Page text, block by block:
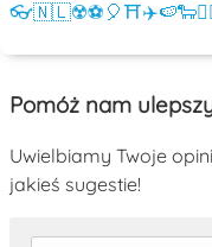
👓🇳🇱☢️⚽ 🎈⛩️✈️🍉🐑
Pomóż nam
Uwielbiamy Twoje
jakieś sugestie!